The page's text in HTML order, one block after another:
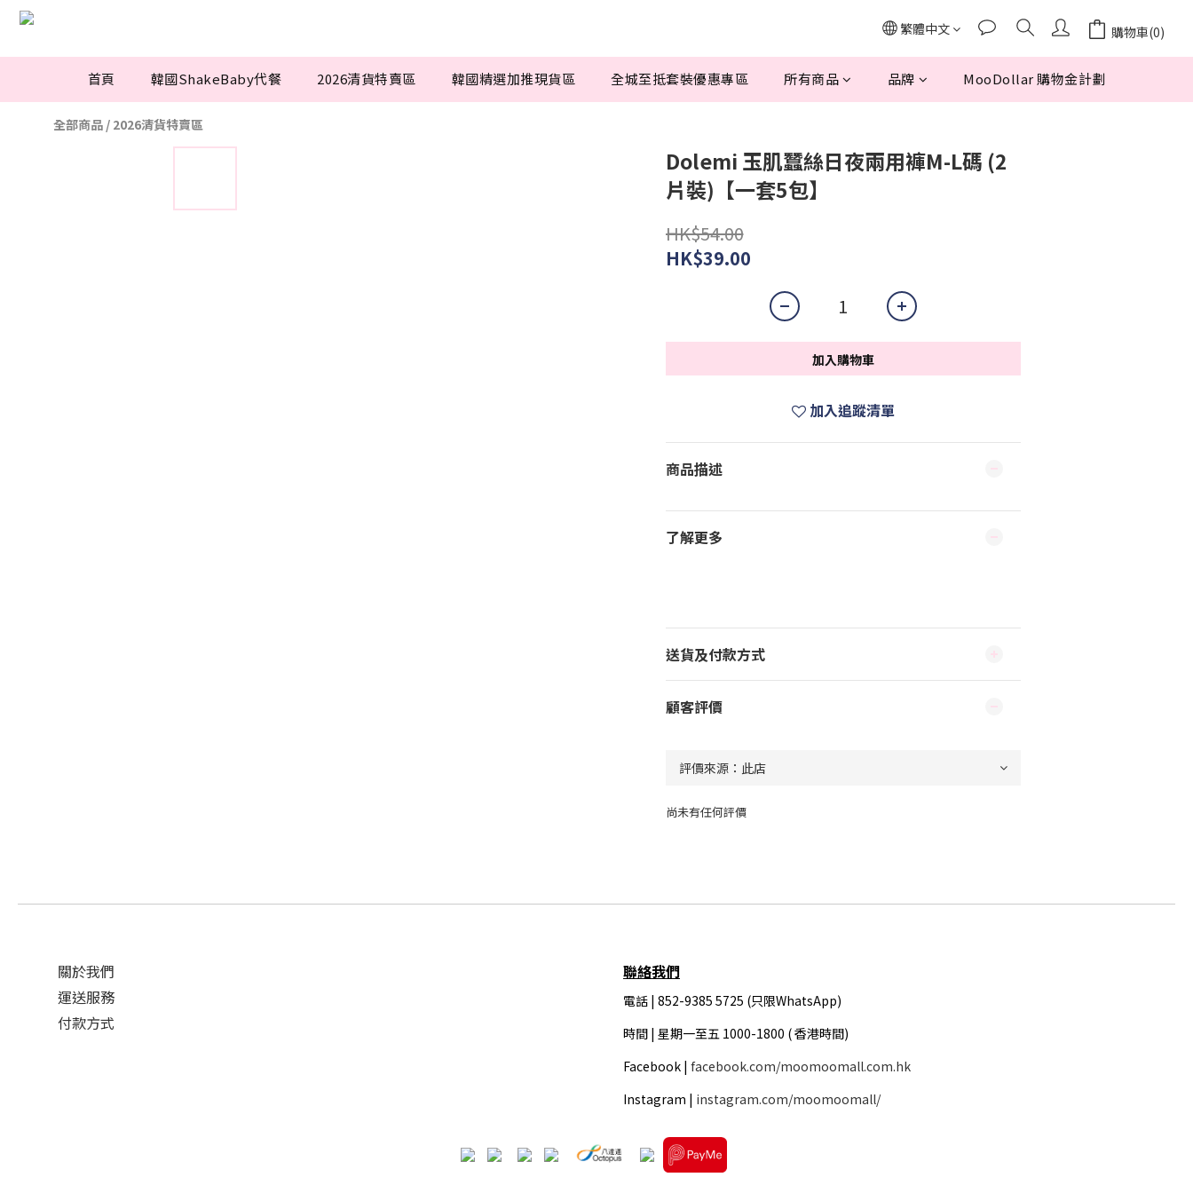
繁體中文 購物車(0)
首頁 韓國ShakeBaby代餐 2026清貨特賣區 韓國精選加推現貨區 全城至抵套裝優惠專區 所有商品 品牌 MooDollar 購物金計劃
全部商品 / 2026清貨特賣區
Dolemi 玉肌蠶絲日夜兩用褲M-L碼 (2
片裝)【一套5包】
HK$54.00
HK$39.00
加入購物車
加入追蹤清單
商品描述
了解更多
送貨及付款方式
顧客評價
尚未有任何評價
關於我們
運送服務
付款方式
聯絡我們
電話 | 852-9385 5725 (只限WhatsApp)
時間 | 星期一至五 1000-1800 ( 香港時間)
Facebook | facebook.com/moomoomall.com.hk
Instagram | instagram.com/moomoomall/